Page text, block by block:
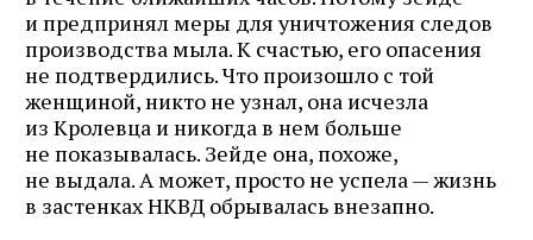
и предпринял меры для уничтожения следов
производства мыла. К счастью, его опасения
не подтвердились. Что произошло с той
женщиной, никто не узнал, она исчезла
из Кролевца и никогда в нем больше
не показывалась. Зейде она, похоже,
не выдала. А может, просто не успела — жизнь
в застенках НКВД обрывалась внезапно.